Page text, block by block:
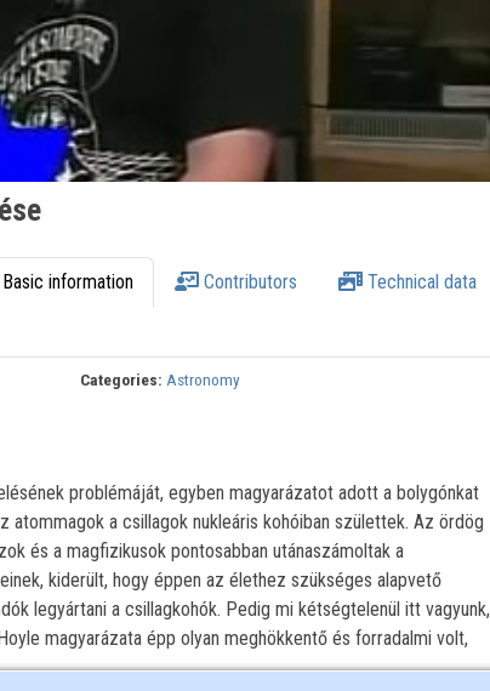
Basic information Contributors Technical data
Categories: Astronomy
problémáját, egyben magyarázatot adott a bolygónkat
a csillagok nukleáris kohóiban születtek. Az ördög
és a magfizikusok pontosabban utánaszámoltak a
kiderült, hogy éppen az élethez szükséges alapvető
legyártani a csillagkohók. Pedig mi kétségtelenül itt vagyunk,
magyarázata épp olyan meghökkentő és forradalmi volt,